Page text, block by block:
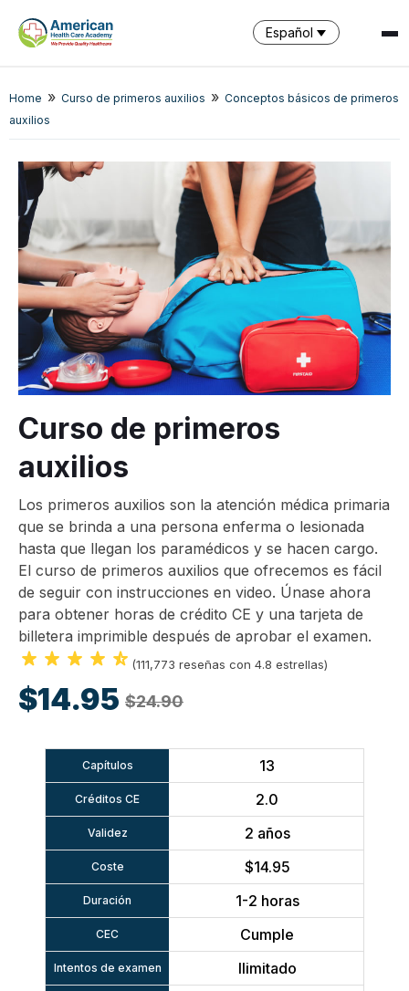
Español
Home » Curso de primeros auxilios » Conceptos básicos de primeros
auxilios
Curso de primeros
auxilios
Los primeros auxilios son la atención médica primaria
que se brinda a una persona enferma o lesionada
hasta que llegan los paramédicos y se hacen cargo.
El curso de primeros auxilios que ofrecemos es fácil
de seguir con instrucciones en video. Únase ahora
para obtener horas de crédito CE y una tarjeta de
billetera imprimible después de aprobar el examen.
(111,773 reseñas con 4.8 estrellas)
$14.95 $24.90
Capítulos 13
Créditos CE 2.0
Validez 2 años
Coste $14.95
Duración 1-2 horas
CEC Cumple
Intentos de examen Ilimitado
SPARK